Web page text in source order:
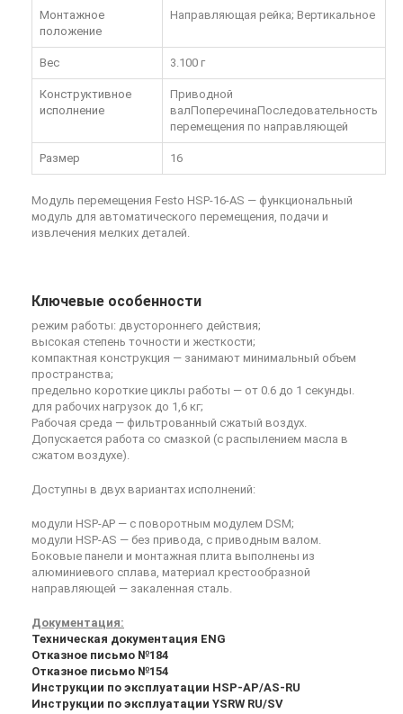
Монтажное
положение
Направляющая рейка; Вертикальное
Вес 3.100 г
Конструктивное
исполнение
Приводной
валПоперечинаПоследовательность
перемещения по направляющей
Размер 16
Модуль перемещения Festo HSP-16-AS — функциональный
модуль для автоматического перемещения, подачи и
извлечения мелких деталей.
Ключевые особенности
режим работы: двустороннего действия;
высокая степень точности и жесткости;
компактная конструкция — занимают минимальный объем
пространства;
предельно короткие циклы работы — от 0.6 до 1 секунды.
для рабочих нагрузок до 1,6 кг;
Рабочая среда — фильтрованный сжатый воздух.
Допускается работа со смазкой (с распылением масла в
сжатом воздухе).
Доступны в двух вариантах исполнений:
модули HSP-AP — с поворотным модулем DSM;
модули HSP-AS — без привода, с приводным валом.
Боковые панели и монтажная плита выполнены из
алюминиевого сплава, материал крестообразной
направляющей — закаленная сталь.
Документация:
Техническая документация ENG
Отказное письмо №184
Отказное письмо №154
Инструкции по эксплуатации HSP-AP/AS-RU
Инструкции по эксплуатации YSRW RU/SV